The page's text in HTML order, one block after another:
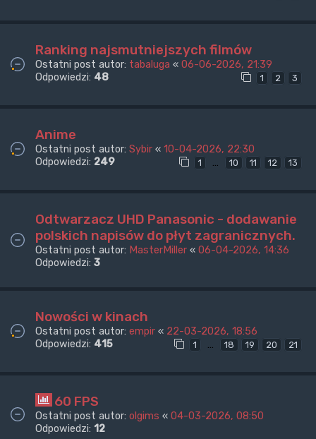
Ranking najsmutniejszych filmów
Ostatni post autor: tabaluga « 06-06-2026, 21:39
Odpowiedzi: 48 1 2 3
Anime
Ostatni post autor: Sybir « 10-04-2026, 22:30
Odpowiedzi: 249 1 … 10 11 12 13
Odtwarzacz UHD Panasonic - dodawanie
polskich napisów do płyt zagranicznych.
Ostatni post autor: MasterMiller « 06-04-2026, 14:36
Odpowiedzi: 3
Nowości w kinach
Ostatni post autor: empir « 22-03-2026, 18:56
Odpowiedzi: 415 1 … 18 19 20 21
60 FPS
Ostatni post autor: olgims « 04-03-2026, 08:50
Odpowiedzi: 12